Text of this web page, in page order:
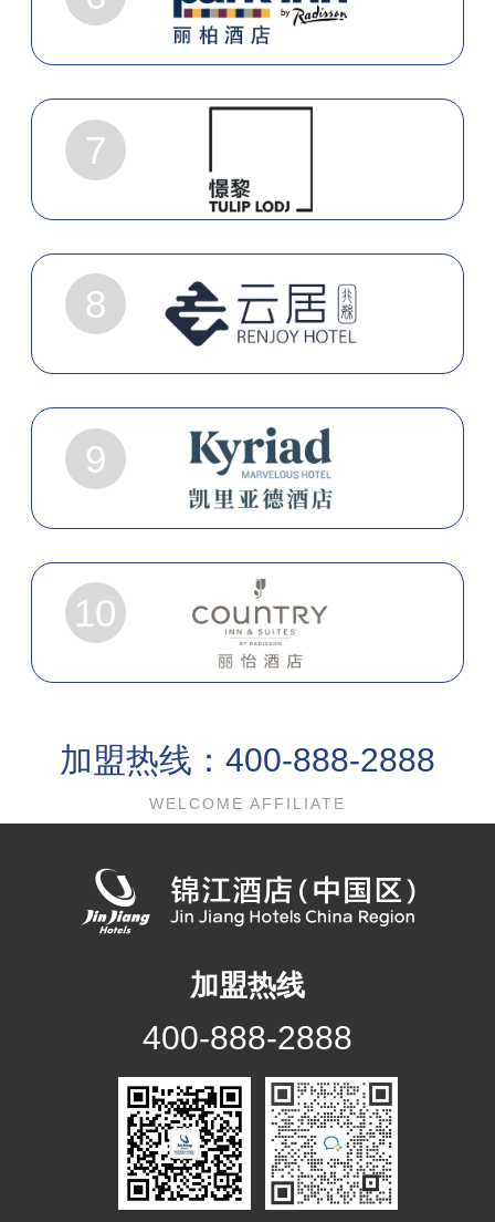
7
8
9
10
加盟热线：400-888-2888
WELCOME AFFILIATE
加盟热线
400-888-2888